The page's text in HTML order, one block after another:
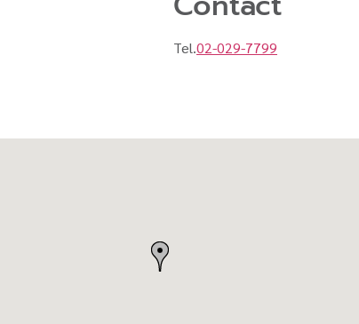
Tel.02-029-7799